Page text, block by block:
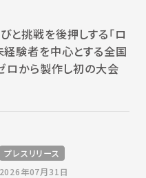
と挑戦を後押しする「ロ
経験者を中心とする全国
ロから製作し初の大会
プレスリリース
2026年07月31日